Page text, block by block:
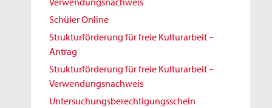
Schüler Online
Strukturförderung für freie Kulturarbeit –
Antrag
Strukturförderung für freie Kulturarbeit –
Verwendungsnachweis
Untersuchungsberechtigungsschein